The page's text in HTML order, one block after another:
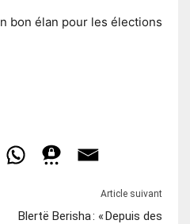
bon élan pour les élections
Article suivant
Blertë Berisha : « Depuis des